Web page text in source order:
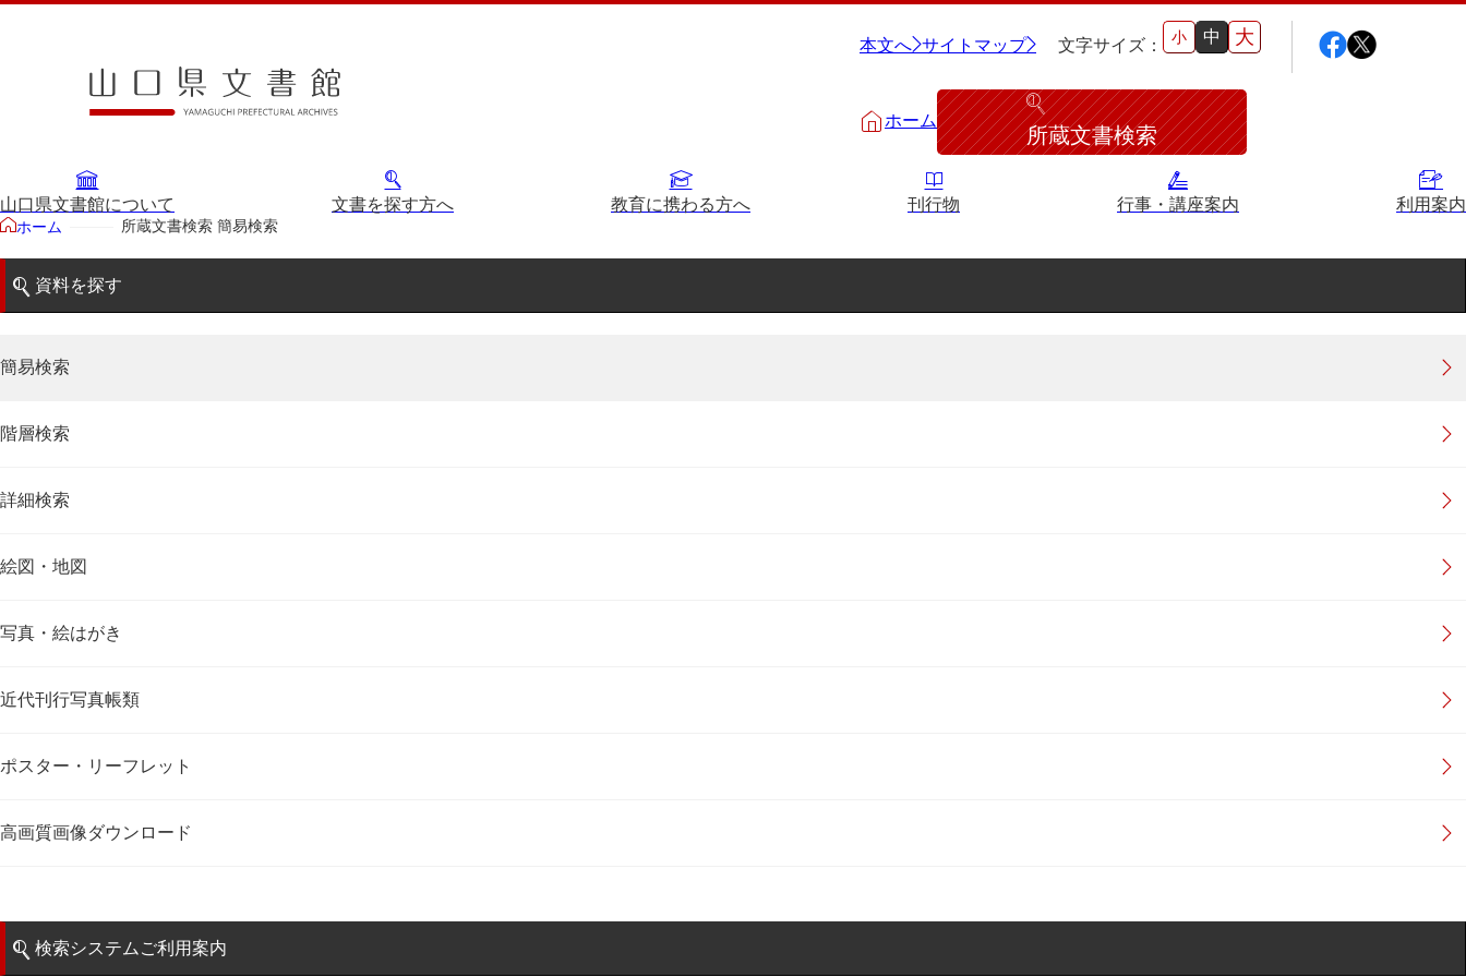
本文へ サイトマップ 文字サイズ： 小 中 大
ホーム
所蔵文書検索
山口県文書館について 文書を探す方へ 教育に携わる方へ 刊行物 行事・講座案内 利用案内
ホーム 所蔵文書検索 簡易検索
資料を探す
簡易検索
階層検索
詳細検索
絵図・地図
写真・絵はがき
近代刊行写真帳類
ポスター・リーフレット
高画質画像ダウンロード
検索システムご利用案内